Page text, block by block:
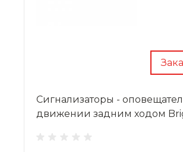
Сигнализаторы -
движении задним ходом